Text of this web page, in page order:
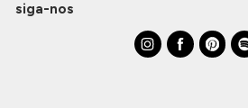
siga-nos